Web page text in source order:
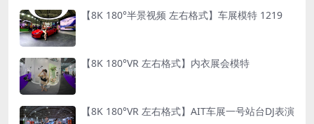
【8K 180°半景视频 左右格式】车展模特 1219
【8K 180°VR 左右格式】内衣展会模特
【8K 180°VR 左右格式】AIT车展一号站台DJ表演